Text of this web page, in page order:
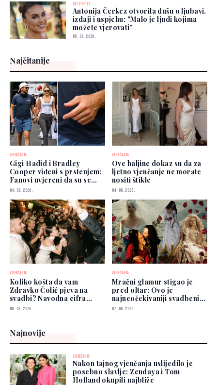
CELEBRITY
Antonija Čerkez otvorila dušu o ljubavi,
izdaji i uspjehu: "Malo je ljudi kojima
možete vjerovati"
05. 08. 2026.
Najčitanije
VJENČANJA
Gigi Hadid i Bradley
Cooper viđeni s prstenjem:
Fanovi uvjereni da su se
vjenčali
04. 08. 2026.
VJENČANJA
Ove haljine dokaz su da za
ljetno vjenčanje ne morate
nositi štikle
04. 08. 2026.
VJENČANJA
Koliko košta da vam
Zdravko Čolić pjeva na
svadbi? Navodna cifra
privukla pažnju
06. 08. 2026.
VJENČANJA
Mračni glamur stigao je
pred oltar: Ovo je
najneočekivaniji svadbeni
trend 2026.
07. 08. 2026.
Najnovije
VJENČANJA
Nakon tajnog vjenčanja uslijedilo je
posebno slavlje: Zendaya i Tom
Holland okupili najbliže